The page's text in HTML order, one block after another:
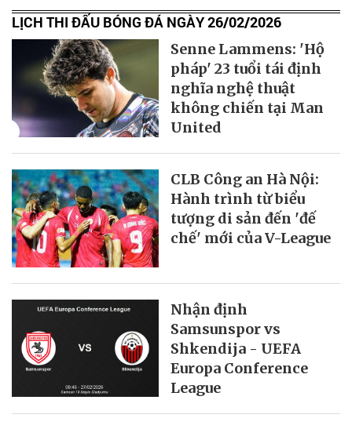
LỊCH THI ĐẤU BÓNG ĐÁ NGÀY 26/02/2026
Senne Lammens: 'Hộ
pháp' 23 tuổi tái định
nghĩa nghệ thuật
không chiến tại Man
United
CLB Công an Hà Nội:
Hành trình từ biểu
tượng di sản đến 'đế
chế' mới của V-League
Nhận định
Samsunspor vs
Shkendija - UEFA
Europa Conference
League